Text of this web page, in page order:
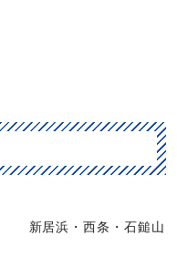
新居浜・西条・石鎚山